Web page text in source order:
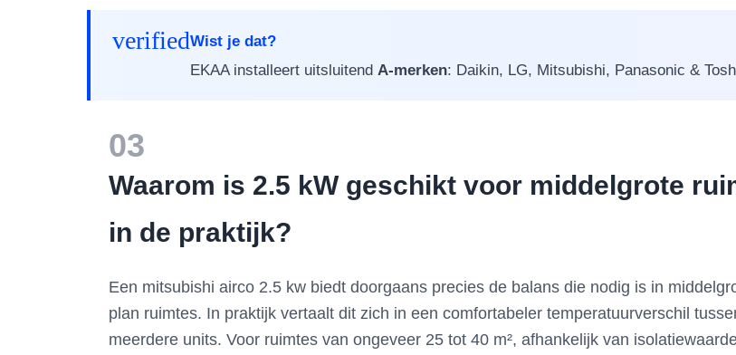
verifiedWist je dat?
EKAA installeert uitsluitend A-merken: Daikin, LG, Mitsubishi, Panasonic &
03
Waarom is 2.5 kW geschikt voor middelgrote
in de praktijk?
Een mitsubishi airco 2.5 kw biedt doorgaans precies de balans die nodig is in
plan ruimtes. In praktijk vertaalt dit zich in een comfortabeler temperatuurverschil
meerdere units. Voor ruimtes van ongeveer 25 tot 40 m², afhankelijk van